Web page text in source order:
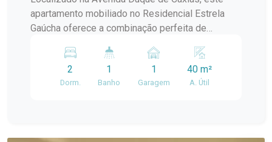
apartamento mobiliado no Residencial Estrela
Gaúcha oferece a combinação perfeita de
desejados de Pelotas. Detalhes do Imóvel: - 2
dormitórios aconchegantes - 1 vaga de garagem
- Totalmente mobiliado, pronto para morar -
2
Dorm.
1
Banho
1
Garagem
40 m²
A. Útil